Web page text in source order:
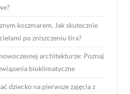
koszmarem. Jak skutecznie
po zniszczeniu tira?
architekturze: Poznaj
bioklimatyczne
dziecko na pierwsze zajęcia z